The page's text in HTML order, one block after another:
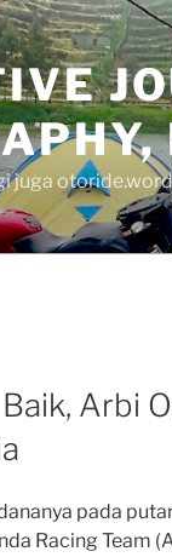
juga
Arbi
pada
Racing Team